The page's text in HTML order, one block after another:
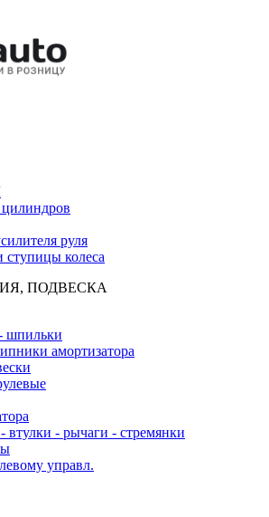
руля
колеса
ПОДВЕСКА
шпильки
амортизатора
втулки - рычаги - стремянки
управл.